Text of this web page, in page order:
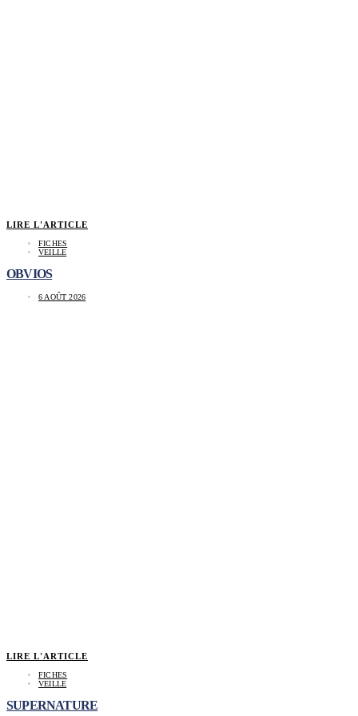
LIRE L'ARTICLE
FICHES
VEILLE
OBVIOS
6 AOÛT 2026
LIRE L'ARTICLE
FICHES
VEILLE
SUPERNATURE